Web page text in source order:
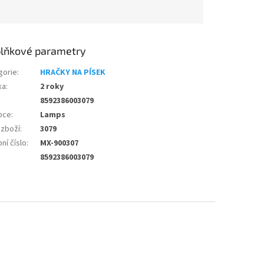
parametry
:
HRAČKY NA PÍSEK
:
2 roky
8592386003079
:
Lamps
:
3079
číslo:
MX-900307
8592386003079